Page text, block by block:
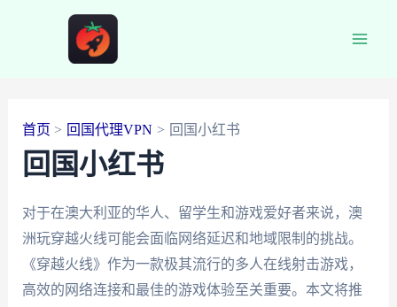
首页 回国代理VPN 回国小红书
回国小红书
对于在澳大利亚的华人、留学生和游戏爱好者来说，澳
洲玩穿越火线可能会面临网络延迟和地域限制的挑战。
《穿越火线》作为一款极其流行的多人在线射击游戏，
高效的网络连接和最佳的游戏体验至关重要。本文将推